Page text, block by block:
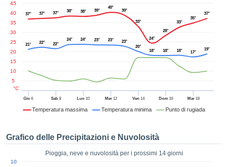
che le
di
È
a
Web
le
Temperatura massima Temperatura minima Punto di rugiada
Gio 6 Sab8 Lun 10 Mer12 Ven14 Dom16 Mar18
5
10
15
20
25
30
35
40
45
°C
37° 37° 37° 38° 38° 39°
40°
39°
33°
24°
28°
33°
35°
37°
21° 22° 22°
24° 24° 23° 23°
23°
20°
18°
18° 18° 17°
19°
Grafico delle Precipitazioni e Nuvolosità
Pioggia, neve e nuvolosità per i prossimi 14 giorni
10